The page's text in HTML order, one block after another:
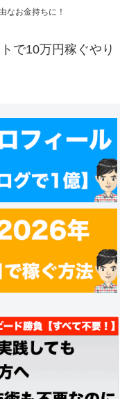
なお金持ちに！
で10万円稼ぐやり